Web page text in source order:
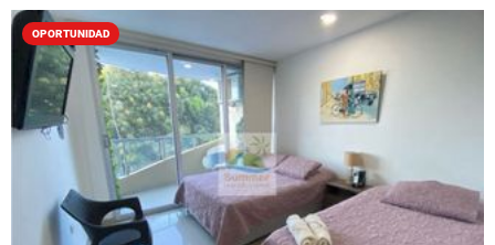
OPORTUNIDAD